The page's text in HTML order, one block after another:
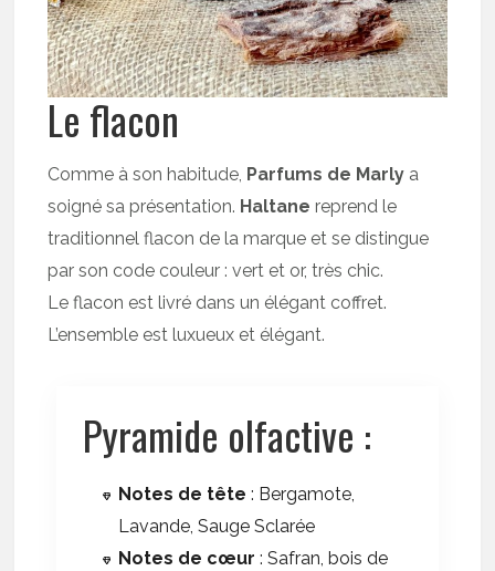
Le flacon
Comme à son habitude, Parfums de Marly a
soigné sa présentation. Haltane reprend le
traditionnel flacon de la marque et se distingue
par son code couleur : vert et or, très chic.
Le flacon est livré dans un élégant coffret.
L’ensemble est luxueux et élégant.
Pyramide olfactive :
Notes de tête : Bergamote,
Lavande, Sauge Sclarée
Notes de cœur : Safran, bois de